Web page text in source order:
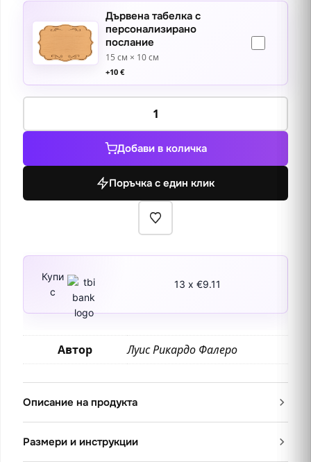
Дървена табелка с
персонализирано
послание
15 см × 10 см
+10 €
количество
Фея
Добави в количка
Поръчка с един клик
Купи
с
13 x €9.11
Автор Луис Рикардо Фалеро
Описание на продукта
Размери и инструкции